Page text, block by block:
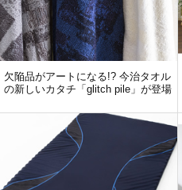
欠陥品がアートになる!? 今治タオル
の新しいカタチ「glitch pile」が登場